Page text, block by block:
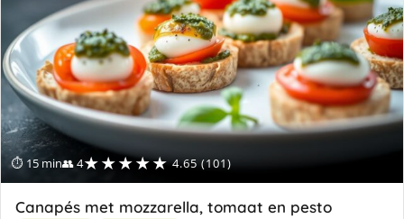
⏱ 15 min👥 4★★★★★ 4.65 (101)
Canapés met mozzarella, tomaat en pesto